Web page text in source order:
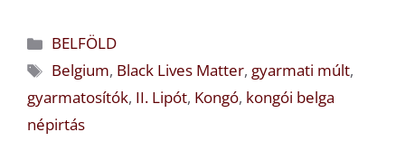
Kategória
BELFÖLD
Címkék
Belgium, Black Lives Matter, gyarmati múlt,
gyarmatosítók, II. Lipót, Kongó, kongói belga
népirtás